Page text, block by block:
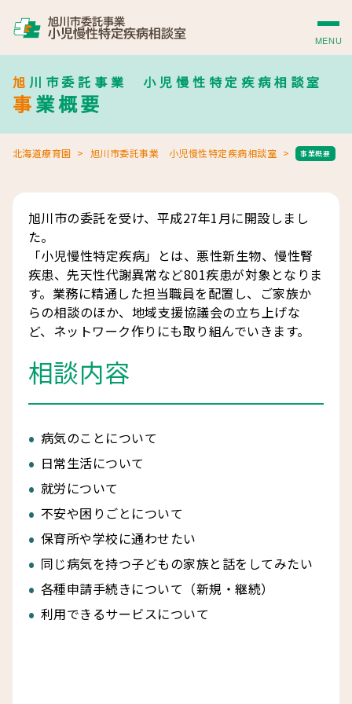
MENU
旭川市委託事業 小児慢性特定疾病相談室
事業概要
北海道療育園 旭川市委託事業 小児慢性特定疾病相談室 事業概要
旭川市の委託を受け、平成27年1月に開設しまし
た。
「小児慢性特定疾病」とは、悪性新生物、慢性腎
疾患、先天性代謝異常など801疾患が対象となりま
す。業務に精通した担当職員を配置し、ご家族か
らの相談のほか、地域支援協議会の立ち上げな
ど、ネットワーク作りにも取り組んでいきます。
相談内容
病気のことについて
日常生活について
就労について
不安や困りごとについて
保育所や学校に通わせたい
同じ病気を持つ子どもの家族と話をしてみたい
各種申請手続きについて（新規・継続）
利用できるサービスについて